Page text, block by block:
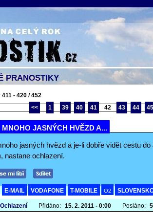
PRANOSTIKY
- 420 / 452
<<
1 39 40 41 42 43 44 45
MNOHO JASNÝCH HVĚZD A...
jasných hvězd a je-li dobře vidět cestu
nastane ochlazení.
E-MAIL VODAFONE T-MOBILE O2
Přidáno: 15. 2. 2011 - 0:00 Posláno: